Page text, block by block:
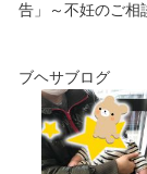
告」～不妊のご相
ブヘサブログ